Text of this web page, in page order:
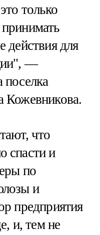
только
действия для
—
поселка
Кожевникова.
что
спасти и
по
и
предприятия
и, тем не